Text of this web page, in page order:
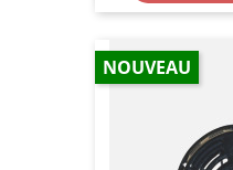
NOUVEAU